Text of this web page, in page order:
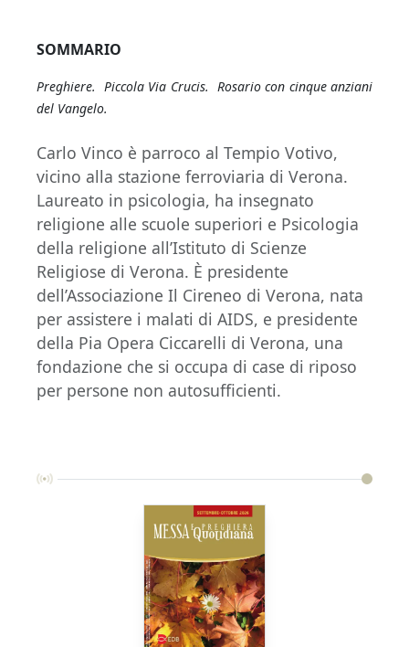
SOMMARIO
Preghiere. Piccola Via Crucis. Rosario con cinque anziani
del Vangelo.
Carlo Vinco è parroco al Tempio Votivo,
vicino alla stazione ferroviaria di Verona.
Laureato in psicologia, ha insegnato
religione alle scuole superiori e Psicologia
della religione all’Istituto di Scienze
Religiose di Verona. È presidente
dell’Associazione Il Cireneo di Verona, nata
per assistere i malati di AIDS, e presidente
della Pia Opera Ciccarelli di Verona, una
fondazione che si occupa di case di riposo
per persone non autosufficienti.